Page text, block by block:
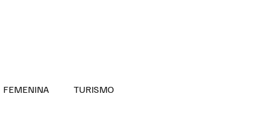
FEMENINA TURISMO